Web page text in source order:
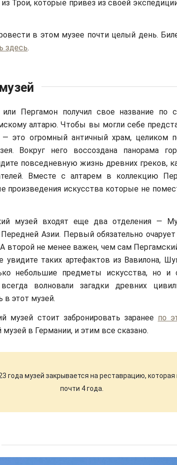
из Трои, которые привез из своей
в этом музее почти целый день.
здесь.
или Пергамон получил свое название по
алтарю. Чтобы вы могли себе
— это огромный античный храм, целиком
Вокруг него воссоздана панорама
повседневную жизнь древних греков,
Вместе с алтарем в коллекцию
произведения искусства которые не
музей входят еще два отделения —
Азии. Первый обязательно
А второй не менее важен, чем сам
таких артефактов из Вавилона,
небольшие предметы искусства, но и
волновали загадки древних
в этот музей.
музей стоит забронировать заранее по
в Германии, и этим все сказано.
года музей закрывается на реставрацию, которая
почти 4 года.